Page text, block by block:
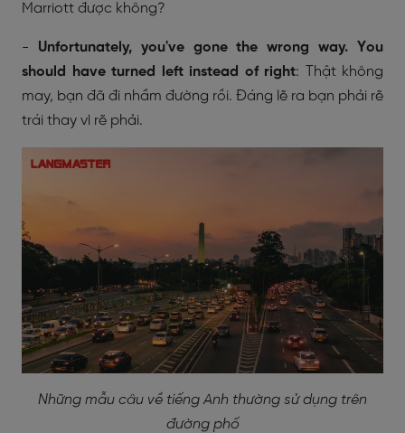
Marriott được không?
- Unfortunately, you've gone the wrong way. You
should have turned left instead of right: Thật không
may, bạn đã đi nhầm đường rồi. Đáng lẽ ra bạn phải rẽ
trái thay vì rẽ phải.
Những mẫu câu về tiếng Anh thường sử dụng trên
đường phố